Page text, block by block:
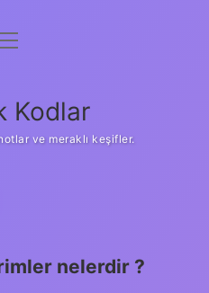
Uyarı
Kodlar
ve meraklı keşifler.
nelerdir ?